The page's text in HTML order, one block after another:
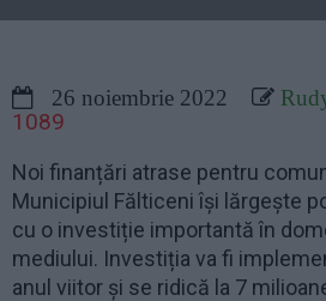
26 noiembrie 2022
1089
Noi finanțări atrase pentru
Municipiul Fălticeni își lărgește
cu o investiție importantă în
mediului. Investiția va fi
anul viitor și se ridică la 7